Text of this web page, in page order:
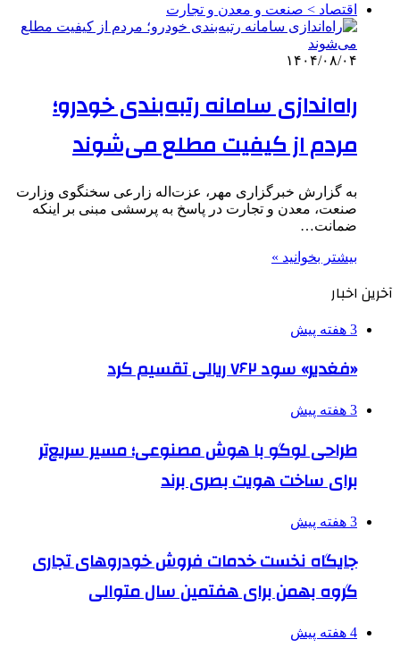
اقتصاد > صنعت و معدن و تجارت
۱۴۰۴/۰۸/۰۴
راه‌اندازی سامانه رتبه‌بندی خودرو؛
مردم از کیفیت مطلع می‌شوند
به گزارش خبرگزاری مهر، عزت‌اله زارعی سخنگوی وزارت
صنعت، معدن و تجارت در پاسخ به پرسشی مبنی بر اینکه
ضمانت…
بیشتر بخوانید »
آخرین اخبار
3 هفته پیش
«فغدیر» سود ۷۶۲ ریالی تقسیم کرد
3 هفته پیش
طراحی لوگو با هوش مصنوعی؛ مسیر سریع‌تر
برای ساخت هویت بصری برند
3 هفته پیش
جایگاه نخست خدمات فروش خودروهای تجاری
گروه بهمن برای هفتمین سال متوالی
4 هفته پیش